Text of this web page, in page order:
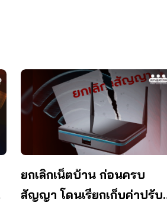
ยกเลิกเน็ตบ้าน ก่อนครบ
สัญญา โดนเรียกเก็บค่าปรับ